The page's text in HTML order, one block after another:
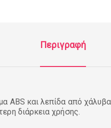
Περιγραφή
ABS και λεπίδα από
διάρκεια χρήσης.